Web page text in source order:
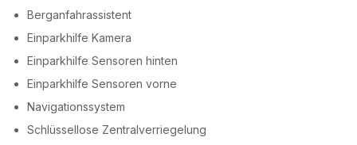
Berganfahrassistent
Einparkhilfe Kamera
Einparkhilfe Sensoren hinten
Einparkhilfe Sensoren vorne
Navigationssystem
Schlüssellose Zentralverriegelung